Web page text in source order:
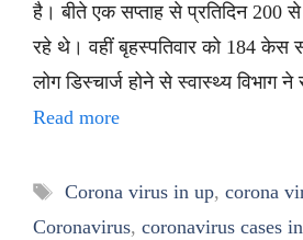
है। बीते एक सप्ताह से प्रतिदिन 200
रहे थे। वहीं बृहस्पतिवार को 184
लोग डिस्चार्ज होने से स्वास्थ्य विभाग
Read more
Tags
Corona virus in up, corona
Coronavirus, coronavirus cases